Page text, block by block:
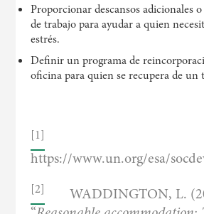
Proporcionar descansos adicionales
de trabajo para ayudar a quien
estrés.
Definir un programa de
oficina para quien se recupera de un
[1]
https://www.un.org/esa/
[2]
WADDINGTON, L.